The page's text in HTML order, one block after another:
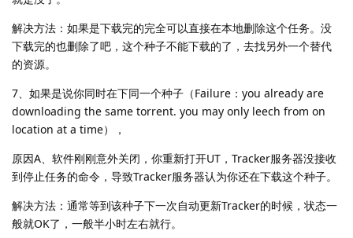
解决方法：如果是下载完的完全可以直接在本地删除这个任务。没
下载完的也删除了吧，这个种子不能下载的了，去找另外一个替代
的资源。
7、如果是说你同时在下同一个种子（Failure：you already are
downloading the same torrent. you may only leech from on
location at a time），
原因A、软件刚刚意外关闭，你重新打开UT，Tracker服务器没接收
到停止任务的命令，导致Tracker服务器认为你还在下载这个种子。
解决方法：通常等到该种子下一次自动更新Tracker的时候，状态一
般就OK了，一般半小时左右就行。